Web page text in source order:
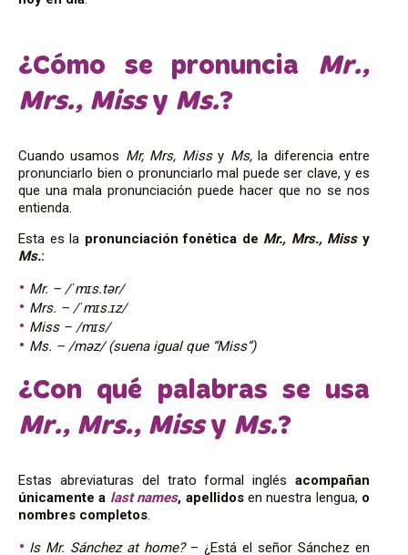
¿Cómo se pronuncia Mr.,
Mrs., Missy Ms.?
Cuando usamos Mr, Mrs, Missy Ms,la diferencia entre
pronunciarlo bien o pronunciarlo mal puede ser clave, y es
que una mala pronunciación puede hacer que no se nos
entienda.
Esta es la pronunciación fonética de Mr., Mrs., Missy
Ms.:
Mr. – /ˈmɪs.tər/
Mrs. – /ˈmɪs.ɪz/
Miss – /mɪs/
Ms. – /məz/ (suena igual que “Miss”)
¿Con qué palabras se usa
Mr., Mrs., Missy Ms.?
Estas abreviaturas del trato formal inglés acompañan
únicamente a last names, apellidos en nuestra lengua, o
nombres completos.
Is Mr. Sánchez at home?– ¿Está el señor Sánchez en